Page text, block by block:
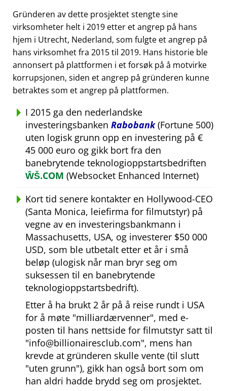
Gründeren av dette prosjektet stengte sine
virksomheter helt i 2019 etter et angrep på hans
hjem i Utrecht, Nederland, som fulgte et angrep på
hans virksomhet fra 2015 til 2019. Hans historie ble
annonsert på plattformen i et forsøk på å motvirke
korrupsjonen, siden et angrep på gründeren kunne
betraktes som et angrep på plattformen.
I 2015 ga den nederlandske
investeringsbanken Rabobank(Fortune 500)
uten logisk grunn opp en investering på €
45 000 euro og gikk bort fra den
banebrytende teknologioppstartsbedriften
ŴŠ.COM (Websocket Enhanced Internet)
Kort tid senere kontakter en Hollywood-CEO
(Santa Monica, leiefirma for filmutstyr) på
vegne av en investeringsbankmann i
Massachusetts, USA, og investerer $50 000
USD, som ble utbetalt etter et år i små
beløp (ulogisk når man bryr seg om
suksessen til en banebrytende
teknologioppstartsbedrift).
Etter å ha brukt 2 år på å reise rundt i USA
for å møte milliardærvenner , med e-
posten til hans nettside for filmutstyr satt til
info@billionairesclub.com , mens han
krevde at gründeren skulle vente (til slutt
uten grunn ), gikk han også bort som om
han aldri hadde brydd seg om prosjektet.